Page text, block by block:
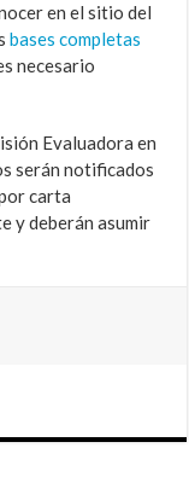
en el sitio del
bases completas
necesario
Evaluadora en
serán notificados
carta
y deberán asumir